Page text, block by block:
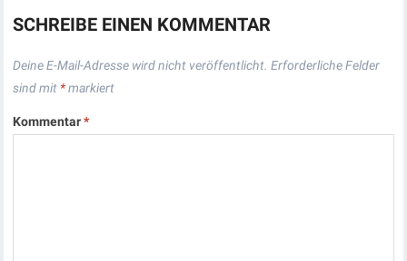
SCHREIBE EINEN KOMMENTAR
Deine E-Mail-Adresse wird nicht veröffentlicht. Erforderliche Felder
sind mit *markiert
Kommentar*